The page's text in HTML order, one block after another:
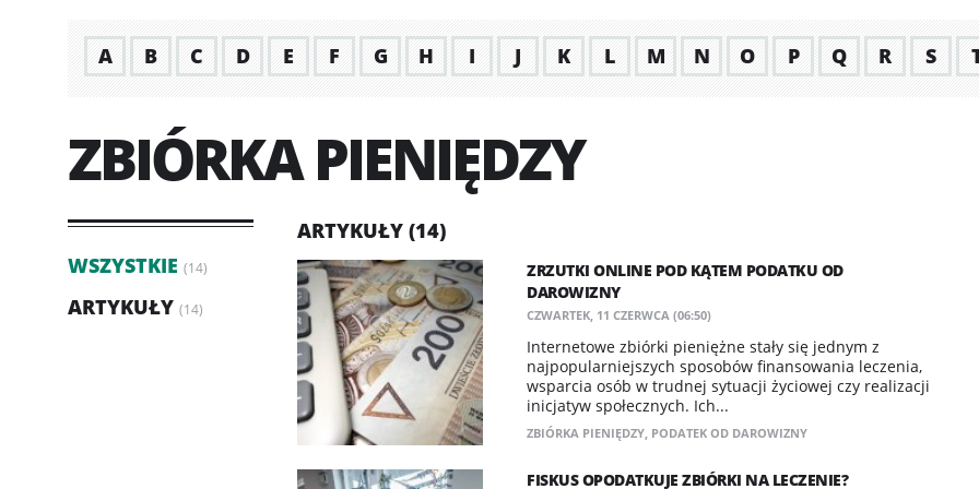
A B C D E F G H I J K L M N O P Q R S
ZBIÓRKA PIENIĘDZY
WSZYSTKIE (14)
ARTYKUŁY (14)
ARTYKUŁY (14)
ZRZUTKI ONLINE POD KĄTEM PODATKU OD
DAROWIZNY
CZWARTEK, 11 CZERWCA (06:50)
Internetowe zbiórki pieniężne stały się jednym z
najpopularniejszych sposobów finansowania leczenia,
wsparcia osób w trudnej sytuacji życiowej czy realizacji
inicjatyw społecznych. Ich...
ZBIÓRKA PIENIĘDZY, PODATEK OD DAROWIZNY
FISKUS OPODATKUJE ZBIÓRKI NA LECZENIE?